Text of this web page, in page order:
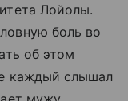
Лойолы.
боль во
об этом
каждый слышал